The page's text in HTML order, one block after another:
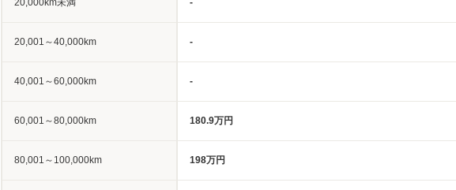
20,000km未満 -
20,001～40,000km -
40,001～60,000km -
60,001～80,000km 180.9万円
80,001～100,000km 198万円